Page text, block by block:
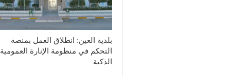
بلدية العين: انطلاق العمل بمنصة
التحكم في منظومة الإنارة العمومية
الذكية